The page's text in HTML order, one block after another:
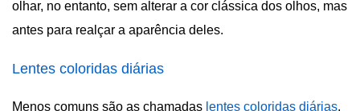
olhar, no entanto, sem alterar a cor clássica dos olhos, mas
antes para realçar a aparência deles.
Lentes coloridas diárias
Menos comuns são as chamadas lentes coloridas diárias,